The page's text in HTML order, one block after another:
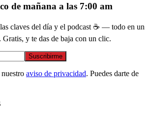
de mañana a las 7:00 am
claves del día y el podcast ☕ — todo en un
Gratis, y te das de baja con un clic.
Suscribirme
aviso de privacidad. Puedes darte de